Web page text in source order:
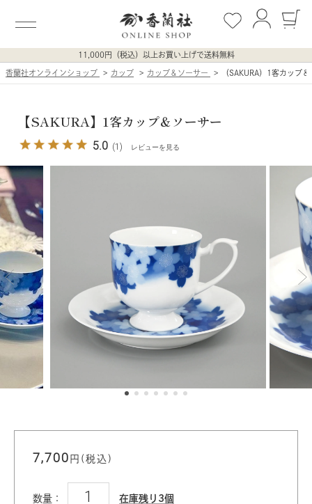
11,000円（税込）以上お買い上げで送料無料
香蘭社オンラインショップ カップ カップ＆ソーサー （SAKURA）1客カップ
【SAKURA】1客カップ＆ソーサー
5.0 (1) レビューを見る
7,700 円(税込)
数量： 在庫残り3個